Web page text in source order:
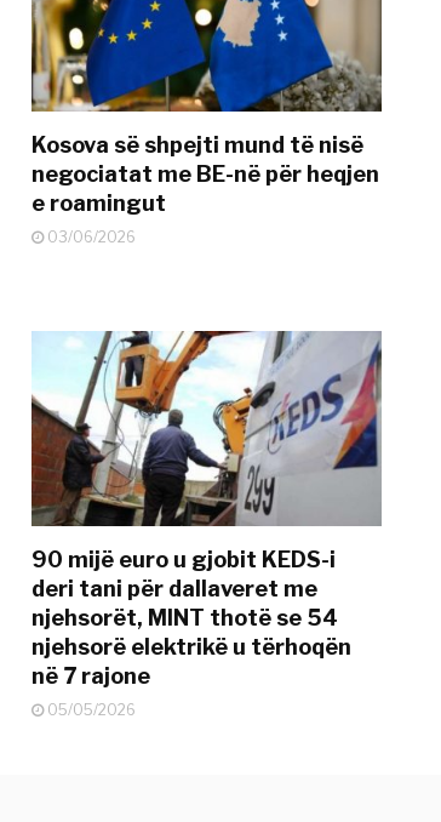
Kosova së shpejti mund të nisë
negociatat me BE-në për heqjen
e roamingut
03/06/2026
90 mijë euro u gjobit KEDS-i
deri tani për dallaveret me
njehsorët, MINT thotë se 54
njehsorë elektrikë u tërhoqën
në 7 rajone
05/05/2026